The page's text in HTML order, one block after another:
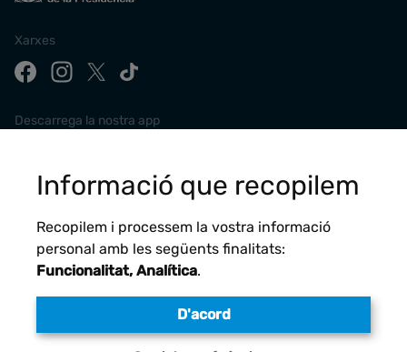
Xarxes
Descarrega la nostra app
Avís legal
Informació que recopilem
Recopilem i processem la vostra informació
personal amb les següents finalitats:
Funcionalitat, Analítica.
D'acord